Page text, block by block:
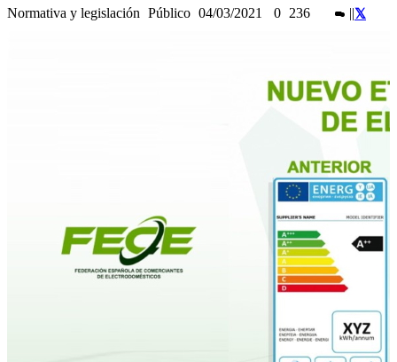
Normativa y legislación Público 04/03/2021 0 236